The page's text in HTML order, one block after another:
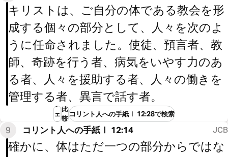
キリストは、ご自分の体である教会を形
成する個々の部分として、人々を次のよ
うに任命されました。使徒、預言者、教
師、奇跡を行う者、病気をいやす力のあ
る者、人々を援助する者、人々の働きを
管理する者、異言で話す者。
シ
ェ
ア
比
較
コリント人への手紙Ⅰ 12:28で検索
9 コリント人への手紙Ⅰ 12:14 JCB
確かに、体はただ一つの部分からではな